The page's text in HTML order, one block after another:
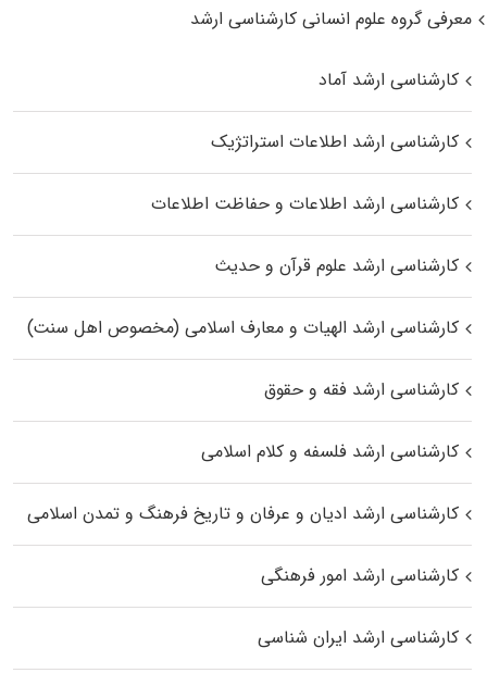
معرفی گروه علوم انسانی کارشناسی ارشد
کارشناسی ارشد آماد
کارشناسی ارشد اطلاعات استراتژیک
کارشناسی ارشد اطلاعات و حفاظت اطلاعات
کارشناسی ارشد علوم قرآن و حدیث
کارشناسی ارشد الهیات و معارف اسلامی (مخصوص اهل سنت)
کارشناسی ارشد فقه و حقوق
کارشناسی ارشد فلسفه و کلام اسلامی
کارشناسی ارشد ادیان و عرفان و تاریخ فرهنگ و تمدن اسلامی
کارشناسی ارشد امور فرهنگی
کارشناسی ارشد ایران شناسی